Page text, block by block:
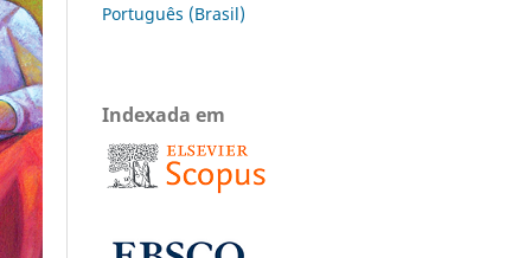
Português (Brasil)
Indexada em